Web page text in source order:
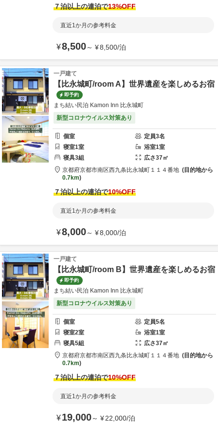
７泊以上の連泊で13%OFF
直近1か月の参考料金
¥8,500～ ¥8,500/泊
一戸建て
【比永城町/room A】世界遺産を楽しめるお宿
即予約
まち結い民泊 Kamon Inn 比永城町
新型コロナウイルス対策あり
個室 定員3名
寝室1室 浴室1室
寝具3組 広さ37㎡
京都府京都市南区西九条比永城町１１４番地
目的地から
0.7km
７泊以上の連泊で10%OFF
直近1か月の参考料金
¥8,000～ ¥8,000/泊
一戸建て
【比永城町/room B】世界遺産を楽しめるお宿
即予約
まち結い民泊 Kamon Inn 比永城町
新型コロナウイルス対策あり
個室 定員5名
寝室2室 浴室1室
寝具5組 広さ37㎡
京都府京都市南区西九条比永城町１１４番地
目的地から
0.7km
７泊以上の連泊で10%OFF
直近1か月の参考料金
¥19,000～ ¥22,000/泊